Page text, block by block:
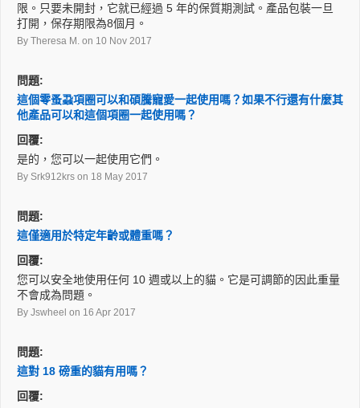
限。只要未開封，它就已經過 5 年的保質期測試。產品包裝一旦
打開，保存期限為8個月。
By Theresa M. on 10 Nov 2017
問題:
這個零蚤蝨項圈可以和碩騰寵愛一起使用嗎？如果不行還有什麼其
他產品可以和這個項圈一起使用嗎？
回覆:
是的，您可以一起使用它們。
By Srk912krs on 18 May 2017
問題:
這僅適用於特定年齡或體重嗎？
回覆:
您可以安全地使用任何 10 週或以上的貓。它是可調節的因此重量
不會成為問題。
By Jswheel on 16 Apr 2017
問題:
這對 18 磅重的貓有用嗎？
回覆: